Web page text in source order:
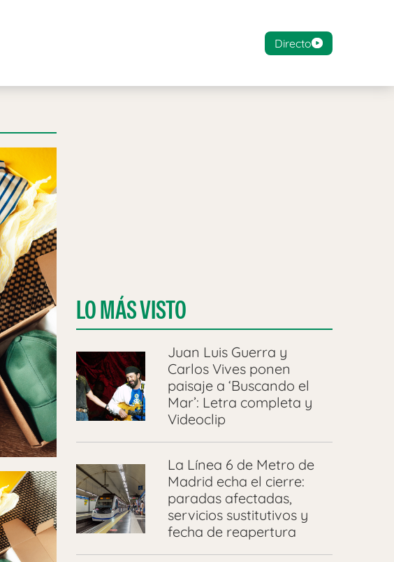
Directo
LO MÁS VISTO
Juan Luis Guerra y
Carlos Vives ponen
paisaje a ‘Buscando el
Mar’: Letra completa y
Videoclip
La Línea 6 de Metro de
Madrid echa el cierre:
paradas afectadas,
servicios sustitutivos y
fecha de reapertura